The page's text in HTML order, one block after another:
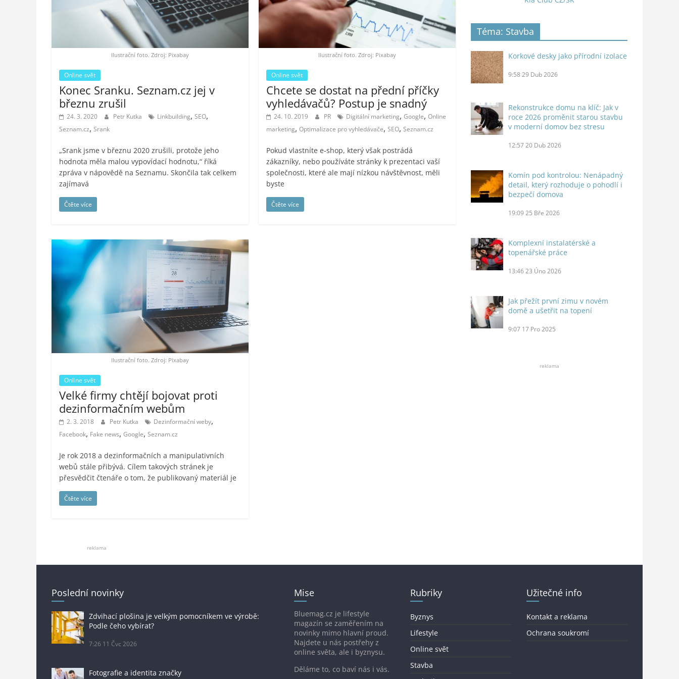
Ilustrační foto. Zdroj: Pixabay
Online svět
Konec Sranku. Seznam.cz jej v
březnu zrušil
24. 3. 2020 Petr Kutka Linkbuilding, SEO,
Seznam.cz, Srank
„Srank jsme v březnu 2020 zrušili, protože jeho
hodnota měla malou vypovídací hodnotu,“ říká
zpráva v nápovědě na Seznamu. Skončila tak celkem
zajímavá
Čtěte více
Ilustrační foto. Zdroj: Pixabay
Online svět
Chcete se dostat na přední příčky
vyhledávačů? Postup je snadný
24. 10. 2019 PR Digitální marketing,Google,Online
marketing,Optimalizace pro vyhledávače,SEO,Seznam.cz
Pokud vlastníte e-shop, který však postrádá
zákazníky, nebo používáte stránky k prezentaci vaší
společnosti, které ale mají nízkou návštěvnost, měli
byste
Čtěte více
Ilustrační foto. Zdroj: Pixabay
Online svět
Velké firmy chtějí bojovat proti
dezinformačním webům
2. 3. 2018 Petr Kutka Dezinformační weby,
Facebook, Fake news, Google, Seznam.cz
Je rok 2018 a dezinformačních a manipulativních
webů stále přibývá. Cílem takových stránek je
přesvědčit čtenáře o tom, že publikovaný materiál je
Čtěte více
Téma: Stavba
Korkové desky jako přírodní izolace
9:58 29 Dub 2026
Rekonstrukce domu na klíč: Jak v
roce 2026 proměnit starou stavbu
v moderní domov bez stresu
12:57 20 Dub 2026
Komín pod kontrolou: Nenápadný
detail, který rozhoduje o pohodlí i
bezpečí domova
19:09 25 Bře 2026
Komplexní instalatérské a
topenářské práce
13:46 23 Úno 2026
Jak přežít první zimu v novém
domě a ušetřit na topení
9:07 17 Pro 2025
reklama
reklama
Poslední novinky
Zdvihací plošina je velkým pomocníkem ve výrobě:
Podle čeho vybírat?
7:26 11 Čvc 2026
Fotografie a identita značky
Mise
Bluemag.cz je lifestyle
magazín se zaměřením na
novinky mimo hlavní proud.
Najdete u nás postřehy z
online světa, ale i byznysu.
Děláme to, co baví nás i vás.
Rubriky
Byznys
Lifestyle
Online svět
Stavba
Užitečné info
Kontakt a reklama
Ochrana soukromí